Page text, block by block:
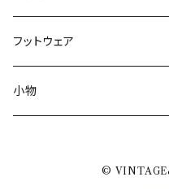
フットウェア
小物
©